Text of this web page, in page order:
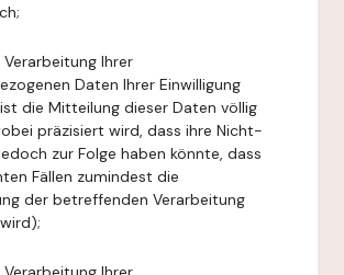
Ihrer
Daten Ihrer Einwilligung
die Mitteilung dieser Daten völlig
präzisiert wird, dass ihre Nicht-
zur Folge haben könnte, dass
Fällen zumindest die
der betreffenden Verarbeitung